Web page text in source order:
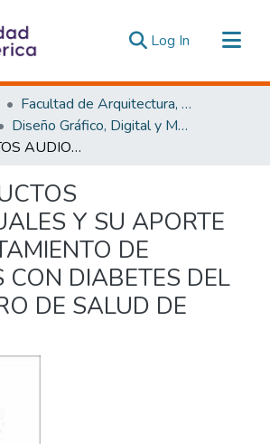
Log In (current)
Facultad de Arquitectura, Artes y Diseño
Diseño Gráfico, Digital y Multimedia Ambato
LOS PRODUCTOS AUDIOVISUALES Y SU APORTE EN EL TRATAMIENTO DE PERSONAS CON DIABETES DEL SUB CENTRO DE SALUD DE IZAMBA.
Y SU APORTE
DE
CON DIABETES DEL
DE SALUD DE